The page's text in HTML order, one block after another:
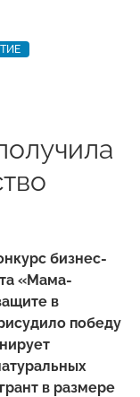
бизнес-
«Мама-
в
победу
в размере